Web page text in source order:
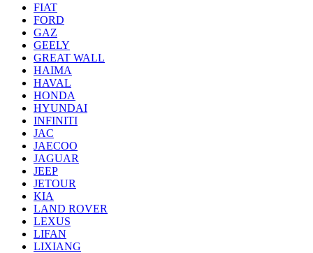
FIAT
FORD
GAZ
GEELY
GREAT WALL
HAIMA
HAVAL
HONDA
HYUNDAI
INFINITI
JAC
JAECOO
JAGUAR
JEEP
JETOUR
KIA
LAND ROVER
LEXUS
LIFAN
LIXIANG